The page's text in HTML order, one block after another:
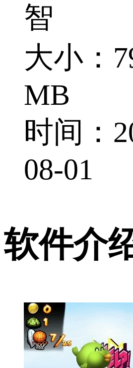
智
大小：
MB
时间：
08-01
软件介